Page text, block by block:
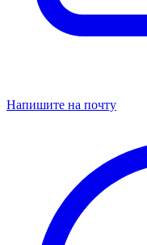
Напишите на почту